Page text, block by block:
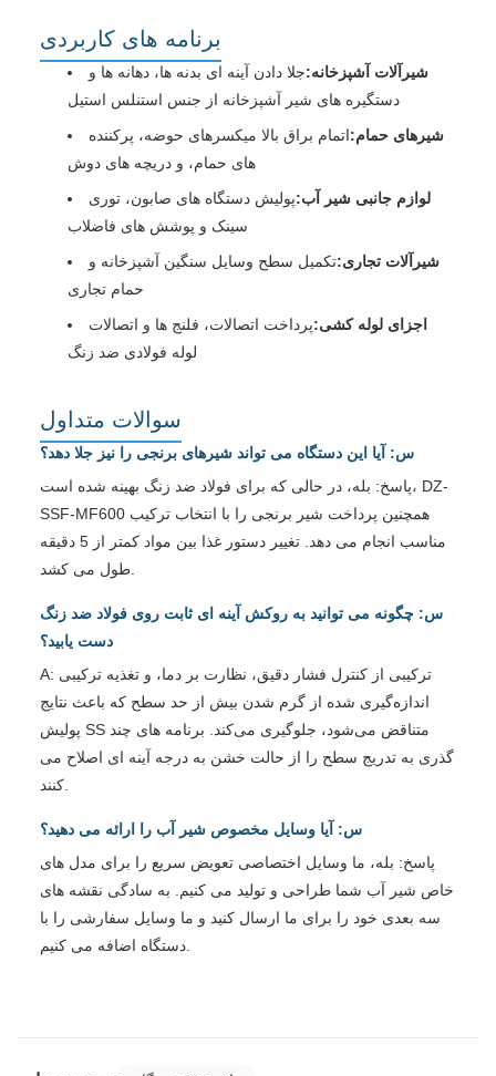
برنامه های کاربردی
شیرآلات آشپزخانه:جلا دادن آینه ای بدنه ها، دهانه ها و
دستگیره های شیر آشپزخانه از جنس استنلس استیل
شیرهای حمام:اتمام براق بالا میکسرهای حوضه، پرکننده
های حمام، و دریچه های دوش
لوازم جانبی شیر آب:پولیش دستگاه های صابون، توری
سینک و پوشش های فاضلاب
شیرآلات تجاری:تکمیل سطح وسایل سنگین آشپزخانه و
حمام تجاری
اجزای لوله کشی:پرداخت اتصالات، فلنج ها و اتصالات
لوله فولادی ضد زنگ
سوالات متداول
س: آیا این دستگاه می تواند شیرهای برنجی را نیز جلا دهد؟
پاسخ: بله، در حالی که برای فولاد ضد زنگ بهینه شده است، DZ-
SSF-MF600 همچنین پرداخت شیر ​​برنجی را با انتخاب ترکیب
مناسب انجام می دهد. تغییر دستور غذا بین مواد کمتر از 5 دقیقه
س: چگونه می توانید به روکش آینه ای ثابت روی فولاد ضد زنگ
دست یابید؟
A: ترکیبی از کنترل فشار دقیق، نظارت بر دما، و تغذیه ترکیبی
اندازه‌گیری شده از گرم شدن بیش از حد سطح که باعث نتایج
پولیش SS متناقض می‌شود، جلوگیری می‌کند. برنامه های چند
گذری به تدریج سطح را از حالت خشن به درجه آینه ای اصلاح می
س: آیا وسایل مخصوص شیر آب را ارائه می دهید؟
پاسخ: بله، ما وسایل اختصاصی تعویض سریع را برای مدل های
خاص شیر آب شما طراحی و تولید می کنیم. به سادگی نقشه های
سه بعدی خود را برای ما ارسال کنید و ما وسایل سفارشی را با